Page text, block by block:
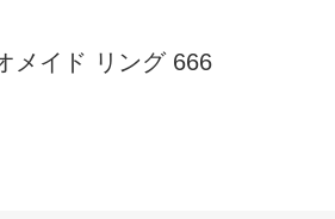
メイド リング 666